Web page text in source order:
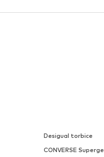
Desigual torbice
CONVERSE Superge